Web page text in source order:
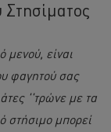
μενού, είναι
φαγητού σας
''τρώνε με τα
στήσιμο μπορεί